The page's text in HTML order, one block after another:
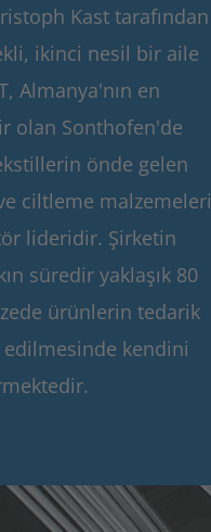
Kast tarafından
ikinci nesil bir aile
Almanya'nın en
olan Sonthofen'de
önde gelen
ciltleme malzemeleri
lideridir. Şirketin
süredir yaklaşık 80
ürünlerin tedarik
kendini